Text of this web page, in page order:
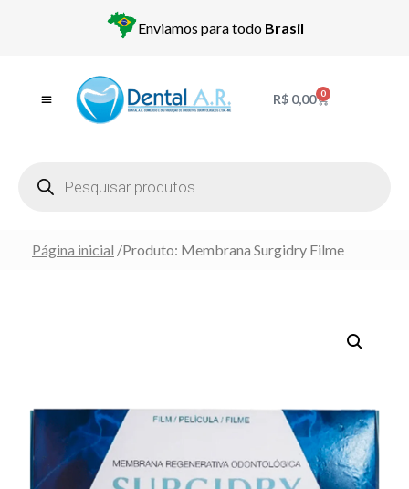
Enviamos para todo Brasil
R$0,00 0
Página inicial /Produto: Membrana Surgidry Filme